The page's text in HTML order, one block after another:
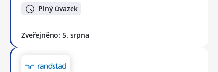
Plný úvazek
Zveřejněno: 5. srpna